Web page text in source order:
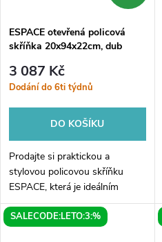
ESPACE otevřená policová
skříňka 20x94x22cm, dub
3 087 Kč
Dodání do 6ti týdnů
DO KOŠÍKU
Prodajte si praktickou a
stylovou policovou skříňku
ESPACE, která je ideálním
doplňkem pro vaši domácnost.
Tato otevřená policová skříňka
SALECODE:LETO:3:%